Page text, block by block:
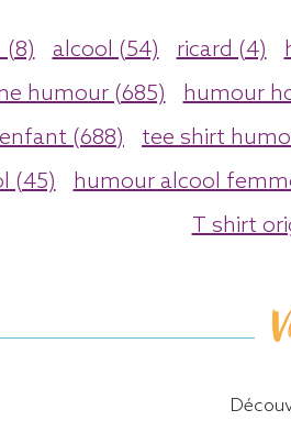
(8) alcool (54) ricard (4)
humour (685)
humour
(688)
tee shirt
(45)
humour alcool
T shirt